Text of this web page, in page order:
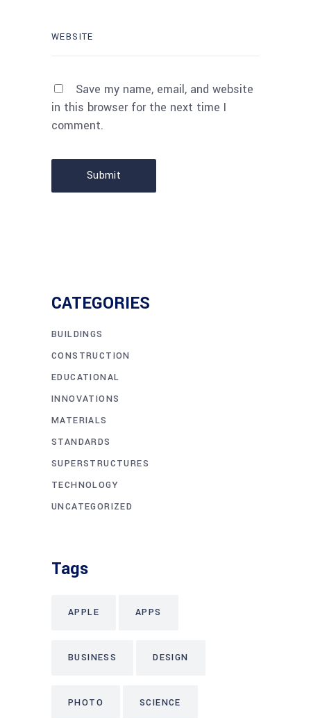
Save my name, email, and website
in this browser for the next time I
comment.
Submit
CATEGORIES
BUILDINGS
CONSTRUCTION
EDUCATIONAL
INNOVATIONS
MATERIALS
STANDARDS
SUPERSTRUCTURES
TECHNOLOGY
UNCATEGORIZED
Tags
APPLE APPS
BUSINESS DESIGN
PHOTO SCIENCE